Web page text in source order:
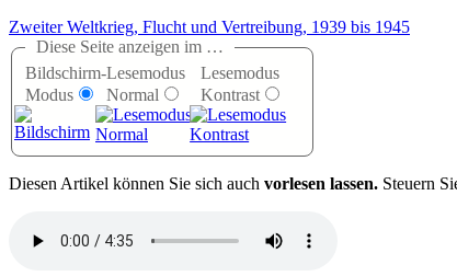
Zweiter Weltkrieg, Flucht und Vertreibung, 1939 bis 1945
Diese Seite anzeigen im …
Bildschirm-
Modus
Lesemodus
Normal
Lesemodus
Kontrast
Diesen Artikel können Sie sich auch vorlesen lassen. Steuern